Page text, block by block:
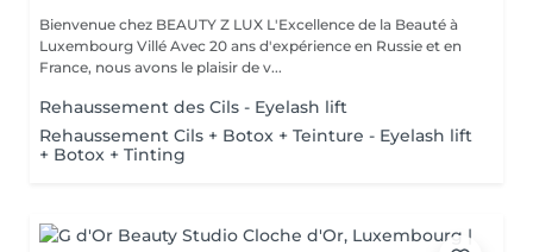
Bienvenue chez BEAUTY Z LUX L'Excellence de la Beauté à
Luxembourg Villé Avec 20 ans d'expérience en Russie et en
France, nous avons le plaisir de v...
Rehaussement des Cils - Eyelash lift
Rehaussement Cils + Botox + Teinture - Eyelash lift
+ Botox + Tinting